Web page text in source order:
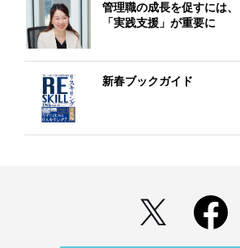
管理職の成長を促すには
「実践支援」が重要に
新春ブックガイド